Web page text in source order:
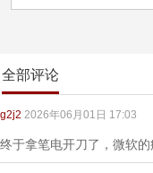
全部评论
g2j2 2026年06月01日 17:03
终于拿笔电开刀了，微软